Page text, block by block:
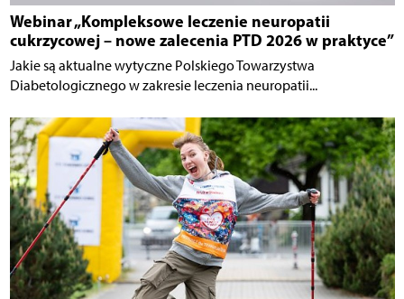
Webinar „Kompleksowe leczenie neuropatii
cukrzycowej – nowe zalecenia PTD 2026 w praktyce”
Jakie są aktualne wytyczne Polskiego Towarzystwa
Diabetologicznego w zakresie leczenia neuropatii...